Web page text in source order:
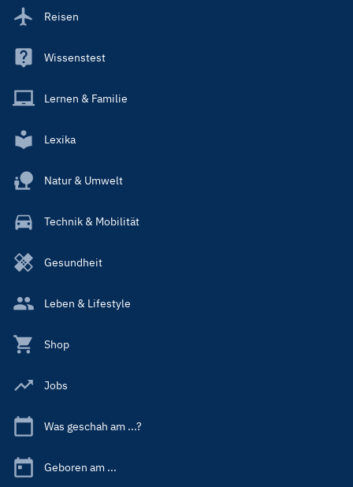
Reisen
Wissenstest
Lernen & Familie
Lexika
Natur & Umwelt
Technik & Mobilität
Gesundheit
Leben & Lifestyle
Shop
Jobs
Was geschah am ...?
Geboren am ...